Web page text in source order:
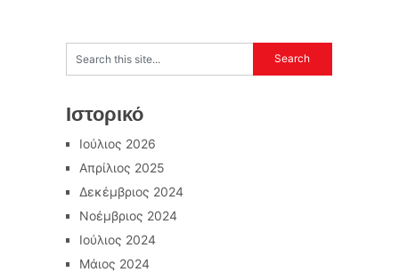
Ιστορικό
Ιούλιος 2026
Απρίλιος 2025
Δεκέμβριος 2024
Νοέμβριος 2024
Ιούλιος 2024
Μάιος 2024